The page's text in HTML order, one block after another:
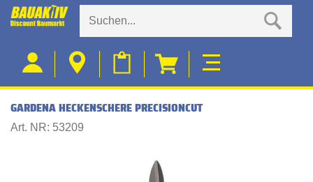
GARDENA HECKENSCHERE PRECISIONCUT
Art. NR: 53209